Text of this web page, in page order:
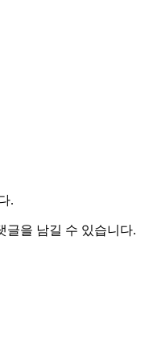
.
글을 남길 수 있습니다.